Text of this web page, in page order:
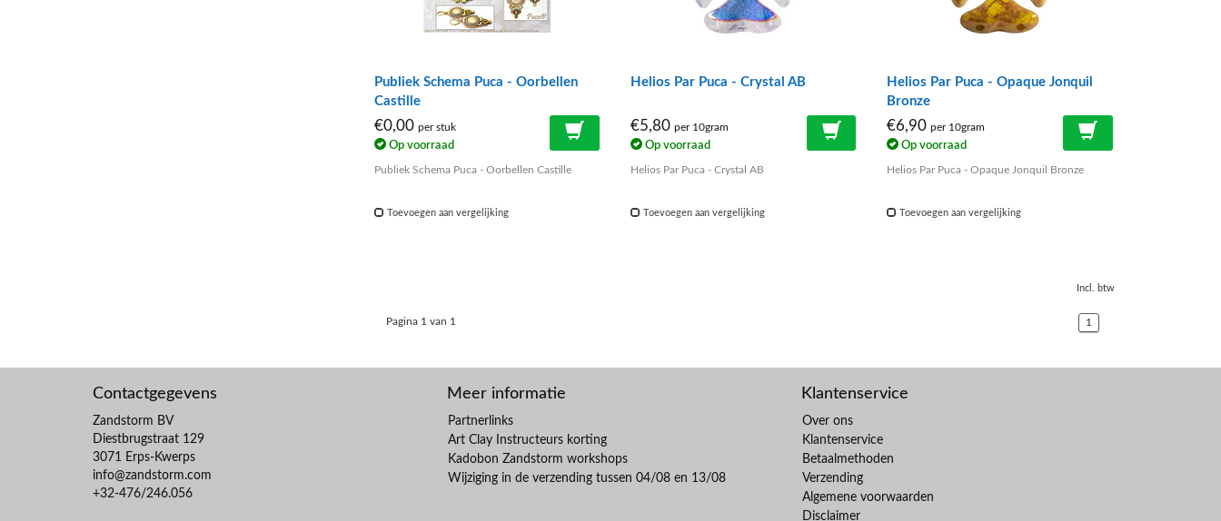
Publiek Schema Puca - Oorbellen
Castille
€0,00 per stuk
Op voorraad
Publiek Schema Puca - Oorbellen Castille
Toevoegen aan vergelijking
Helios Par Puca - Crystal AB
€5,80 per 10gram
Op voorraad
Helios Par Puca - Crystal AB
Toevoegen aan vergelijking
Helios Par Puca - Opaque Jonquil
Bronze
€6,90per 10gram
Op voorraad
Helios Par Puca - Opaque Jonquil Bronze
Toevoegen aan vergelijking
Incl. btw
Pagina 1 van 1 1
Contactgegevens
Zandstorm BV
Diestbrugstraat 129
3071 Erps-Kwerps
info@zandstorm.com
+32-476/246.056
Meer informatie
Partnerlinks
Art Clay Instructeurs korting
Kadobon Zandstorm workshops
Wijziging in de verzending tussen 04/08 en 13/08
Klantenservice
Over ons
Klantenservice
Betaalmethoden
Verzending
Algemene voorwaarden
Disclaimer